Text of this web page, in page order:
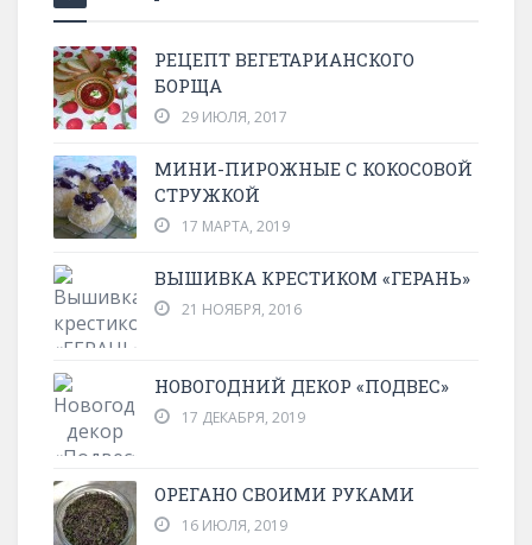
РЕЦЕПТ ВЕГЕТАРИАНСКОГО
БОРЩА
29 ИЮЛЯ, 2017
МИНИ-ПИРОЖНЫЕ С КОКОСОВОЙ
СТРУЖКОЙ
17 МАРТА, 2019
ВЫШИВКА КРЕСТИКОМ «ГЕРАНЬ»
21 НОЯБРЯ, 2016
НОВОГОДНИЙ ДЕКОР «ПОДВЕС»
17 ДЕКАБРЯ, 2019
ОРЕГАНО СВОИМИ РУКАМИ
16 ИЮЛЯ, 2019